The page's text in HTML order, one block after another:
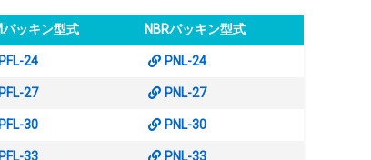
パッキン型式 NBRパッキン型式
PFL-24 PNL-24
PFL-27 PNL-27
PFL-30 PNL-30
PFL-33 PNL-33